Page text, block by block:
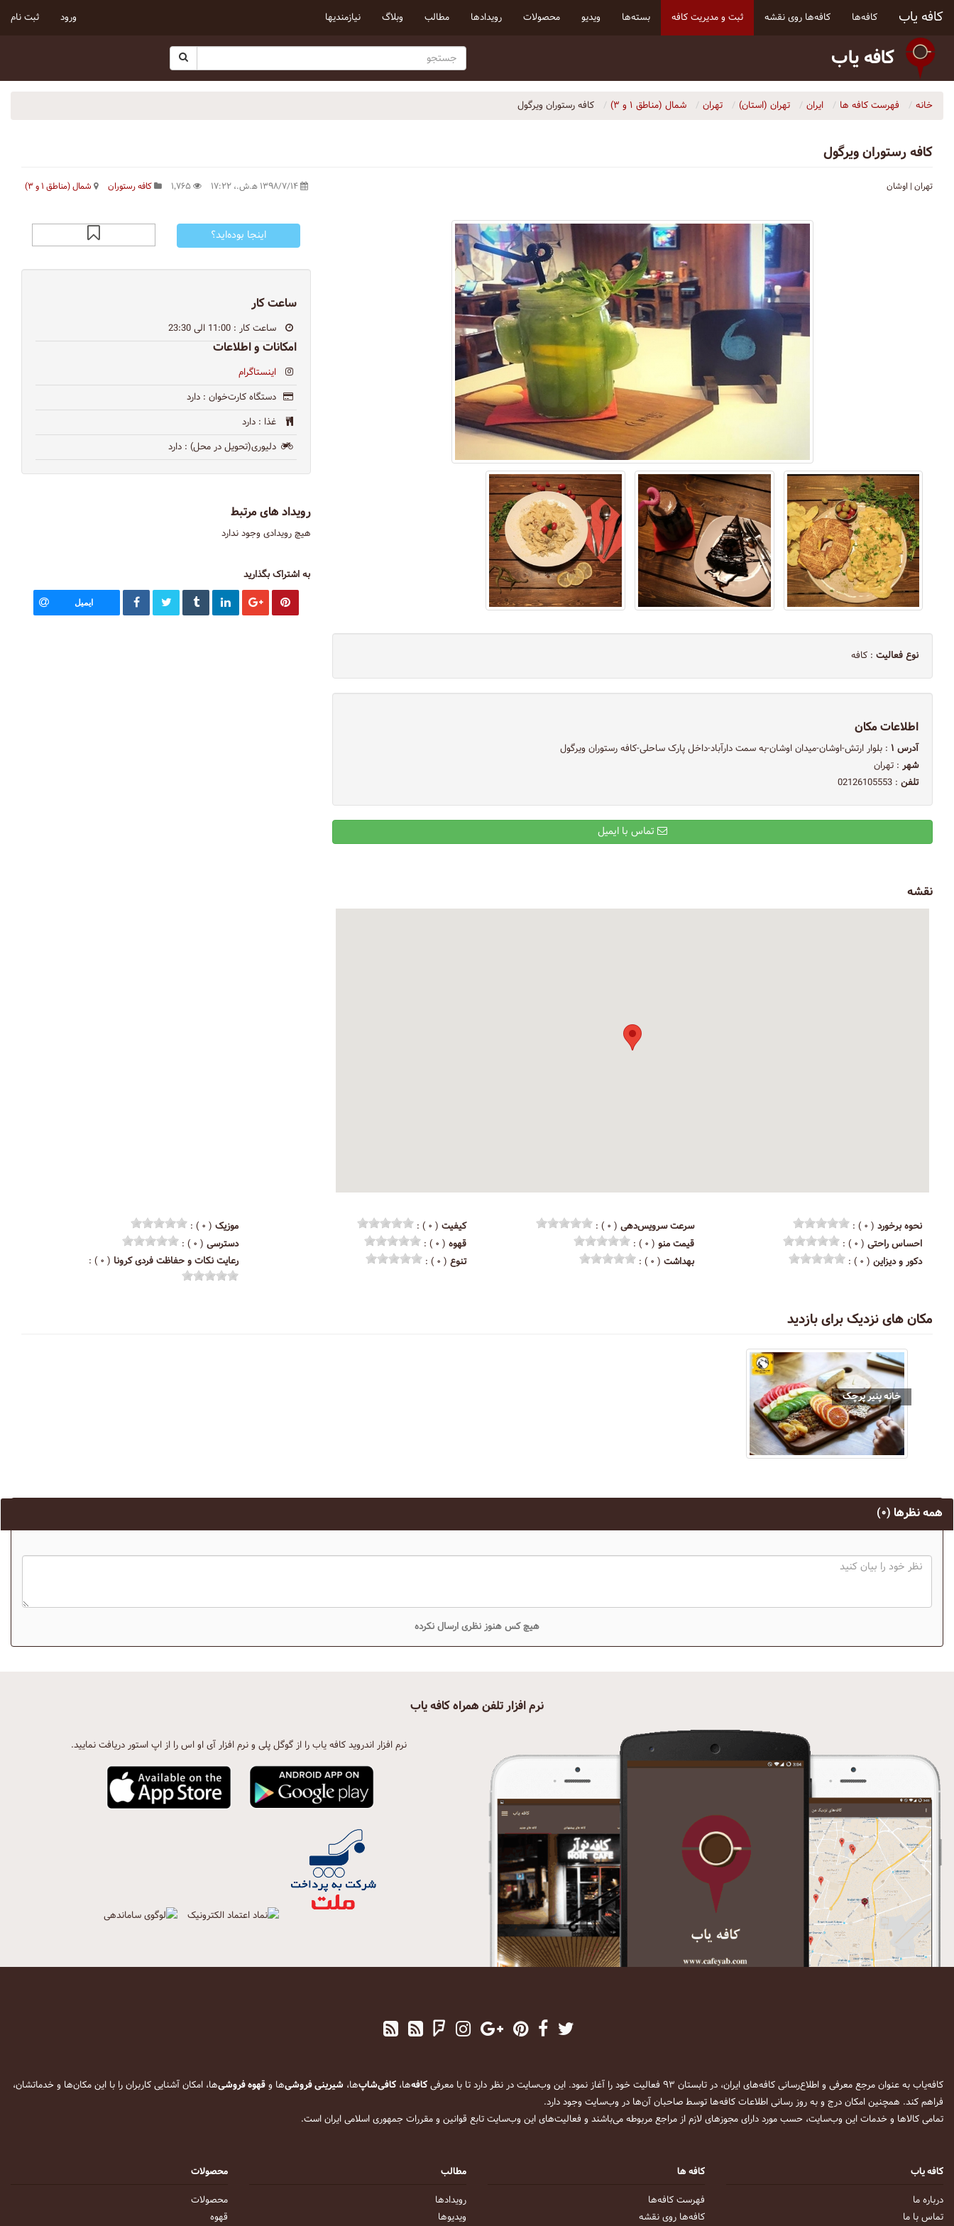
کافه یاب کافه‌ها کافه‌ها روی نقشه ثبت و مدیریت کافه بسته‌ها ویدیو محصولات رویداد‌ها مطالب وبلاگ نیازمندیها ورود ثبت نام
کافه یاب
خانه فهرست کافه ها ایران تهران (استان) تهران شمال (مناطق ۱ و ۳) کافه رستوران ویرگول
کافه رستوران ویرگول
کافه رستوران شمال (مناطق ۱ و ۳) تهران | اوشان
نوع فعالیت : کافه
اطلاعات مکان
آدرس ۱
: بلوار ارتش-اوشان-میدان اوشان-به سمت دارآباد-داخل پارک ساحلی-کافه رستوران ویرگول
شهر : تهران
تلفن : 02126105553
نقشه
اینجا بوده‌اید؟
ساعت کار
ساعت کار : 11:00 الی 23:30
امکانات و اطلاعات
اینستاگرام
دستگاه کارت‌خوان : دارد
غذا : دارد
دلیوری(تحویل در محل) : دارد
رویداد های مرتبط
هیچ رویدادی وجود ندارد
به اشتراک بگذارید
ایمیل
نحوه برخورد ( ۰ ) : سرعت سرویس‌دهی ( ۰ ) : کیفیت ( ۰ ) : موزیک ( ۰ ) :
احساس راحتی ( ۰ ) : قیمت منو ( ۰ ) : قهوه ( ۰ ) : دسترسی ( ۰ ) :
دکور و دیزاین ( ۰ ) : بهداشت ( ۰ ) : تنوع ( ۰ ) : رعایت نکات و حفاظت فردی کرونا ( ۰ ) :
مکان های نزدیک برای بازدید
خانه پنیر پرچک
همه نظرها (۰)
هیچ کس هنوز نظری ارسال نکرده
نرم افزار تلفن همراه کافه یاب
نرم افزار اندروید کافه یاب را از گوگل پلی و نرم افزار آی او اس را از اپ استور دریافت نمایید.
کافه‌یاب به عنوان مرجع معرفی و اطلاع‌رسانی کافه‌های ایران، در تابستان ۹۳ فعالیت خود را آغاز نمود. این وب‌سایت در نظر دارد تا با معرفی کافه‌ها، کافی‌شاپ‌ها، شیرینی فروشی‌ها وقهوه فروشی‌ها، امکان آشنایی کاربران را با این مکان‌ها و خدماتشان،
فراهم کند. همچنین امکان درج و به روز رسانی اطلاعات کافه‌ها توسط صاحبان آن‌ها در وب‌سایت وجود دارد.
تمامی کالاها و خدمات این وب‌سایت، حسب مورد دارای مجوزهای لازم از مراجع مربوطه می‌باشند و فعالیت‌های این وب‌سایت تابع قوانین و مقررات جمهوری اسلامی ایران است.
کافه یاب
درباره ما
تماس با ما
کافه ها
فهرست کافه‌ها
کافه‌ها روی نقشه
مطالب
رویداد‌ها
ویدیو‌ها
محصولات
محصولات
قهوه